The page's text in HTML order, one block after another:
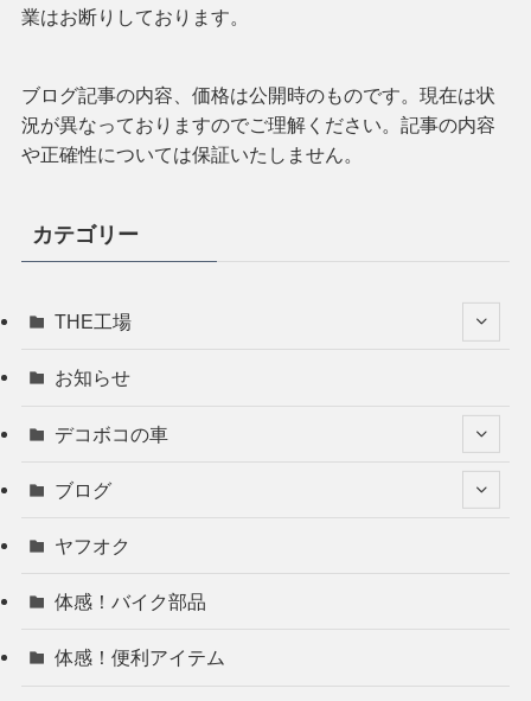
業はお断りしております。
ブログ記事の内容、価格は公開時のものです。現在は状
況が異なっておりますのでご理解ください。記事の内容
や正確性については保証いたしません。
カテゴリー
THE工場
お知らせ
デコボコの車
ブログ
ヤフオク
体感！バイク部品
体感！便利アイテム